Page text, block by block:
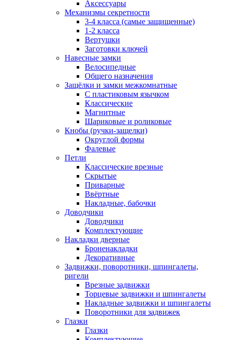
Аксессуары
Механизмы секретности
3-4 класса (самые защищенные)
1-2 класса
Вертушки
Заготовки ключей
Навесные замки
Велосипедные
Общего назначения
Защёлки и замки межкомнатные
С пластиковым язычком
Классические
Магнитные
Шариковые и роликовые
Кнобы (ручки-защелки)
Округлой формы
Фалевые
Петли
Классические врезные
Скрытые
Приварные
Ввёртные
Накладные, бабочки
Доводчики
Доводчики
Комплектующие
Накладки дверные
Броненакладки
Декоративные
Задвижки, поворотники, шпингалеты,
ригели
Врезные задвижки
Торцевые задвижки и шпингалеты
Накладные задвижки и шпингалеты
Поворотники для задвижек
Глазки
Глазки